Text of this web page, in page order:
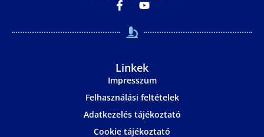
Linkek
Impresszum
Felhasználási feltételek
Adatkezelés tájékoztató
Cookie tájékoztató